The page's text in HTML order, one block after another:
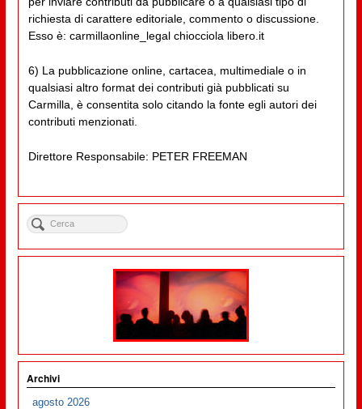
richiesta di carattere editoriale, commento o discussione.
Esso è: carmillaonline_legal chiocciola libero.it
6) La pubblicazione online, cartacea, multimediale o in
qualsiasi altro format dei contributi già pubblicati su
Carmilla, è consentita solo citando la fonte egli autori dei
contributi menzionati.
Direttore Responsabile: PETER FREEMAN
Archivi
agosto 2026